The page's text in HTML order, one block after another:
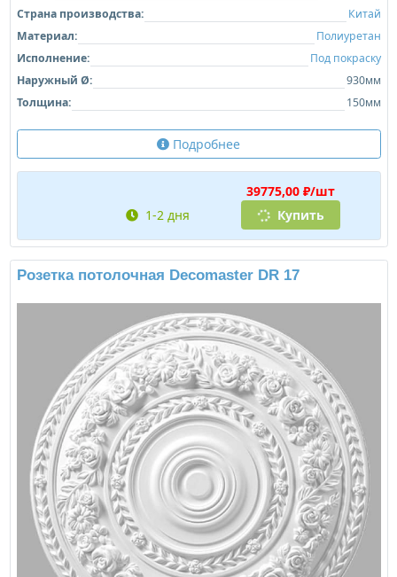
Страна производства:
Китай
Материал:
Полиуретан
Исполнение:
Под покраску
Наружный Ø:
930мм
Толщина:
150мм
Подробнее
39775,00 ₽/шт
1-2 дня
Купить
Розетка потолочная Decomaster DR 17